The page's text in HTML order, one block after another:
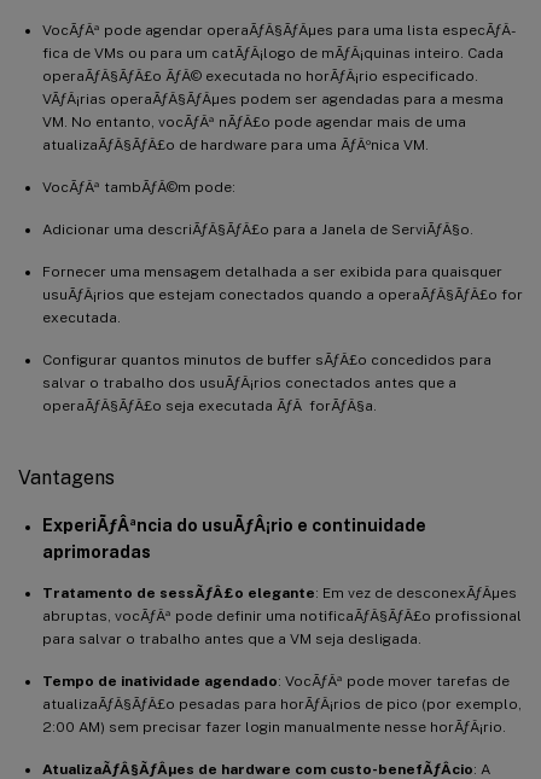
VocÃƒÂª pode agendar operaÃƒÂ§ÃƒÂµes para uma lista especÃƒÂ­
fica de VMs ou para um catÃƒÂ¡logo de mÃƒÂ¡quinas inteiro. Cada
operaÃƒÂ§ÃƒÂ£o ÃƒÂ© executada no horÃƒÂ¡rio especificado.
VÃƒÂ¡rias operaÃƒÂ§ÃƒÂµes podem ser agendadas para a mesma
VM. No entanto, vocÃƒÂª nÃƒÂ£o pode agendar mais de uma
atualizaÃƒÂ§ÃƒÂ£o de hardware para uma ÃƒÂºnica VM.
VocÃƒÂª tambÃƒÂ©m pode:
Adicionar uma descriÃƒÂ§ÃƒÂ£o para a Janela de ServiÃƒÂ§o.
Fornecer uma mensagem detalhada a ser exibida para quaisquer
usuÃƒÂ¡rios que estejam conectados quando a operaÃƒÂ§ÃƒÂ£o for
executada.
Configurar quantos minutos de buffer sÃƒÂ£o concedidos para
salvar o trabalho dos usuÃƒÂ¡rios conectados antes que a
operaÃƒÂ§ÃƒÂ£o seja executada ÃƒÂ forÃƒÂ§a.
Vantagens
ExperiÃƒÂªncia do usuÃƒÂ¡rio e continuidade
aprimoradas
Tratamento de sessÃƒÂ£o elegante: Em vez de desconexÃƒÂµes
abruptas, vocÃƒÂª pode definir uma notificaÃƒÂ§ÃƒÂ£o profissional
para salvar o trabalho antes que a VM seja desligada.
Tempo de inatividade agendado: VocÃƒÂª pode mover tarefas de
atualizaÃƒÂ§ÃƒÂ£o pesadas para horÃƒÂ¡rios de pico (por exemplo,
2:00 AM) sem precisar fazer login manualmente nesse horÃƒÂ¡rio.
AtualizaÃƒÂ§ÃƒÂµes de hardware com custo-benefÃƒÂ­cio: A